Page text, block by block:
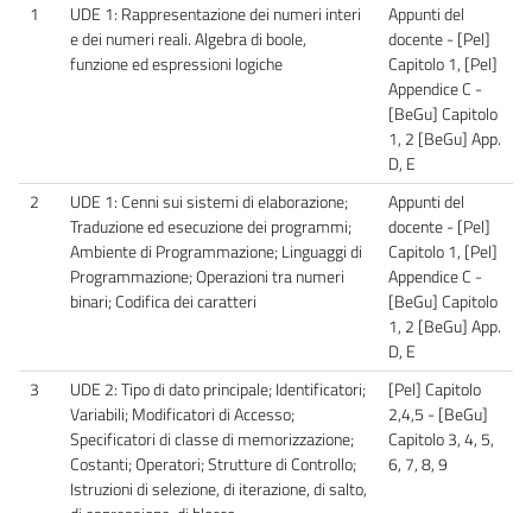
1
UDE 1: Rappresentazione dei numeri interi
e dei numeri reali. Algebra di boole,
funzione ed espressioni logiche
Appunti del
docente - [Pel]
Capitolo 1, [Pel]
Appendice C -
[BeGu] Capitolo
1, 2 [BeGu] App.
D, E
2
UDE 1: Cenni sui sistemi di elaborazione;
Traduzione ed esecuzione dei programmi;
Ambiente di Programmazione; Linguaggi di
Programmazione; Operazioni tra numeri
binari; Codifica dei caratteri
Appunti del
docente - [Pel]
Capitolo 1, [Pel]
Appendice C -
[BeGu] Capitolo
1, 2 [BeGu] App.
D, E
3
UDE 2: Tipo di dato principale; Identificatori;
Variabili; Modificatori di Accesso;
Specificatori di classe di memorizzazione;
Costanti; Operatori; Strutture di Controllo;
Istruzioni di selezione, di iterazione, di salto,
[Pel] Capitolo
2,4,5 - [BeGu]
Capitolo 3, 4, 5,
6, 7, 8, 9